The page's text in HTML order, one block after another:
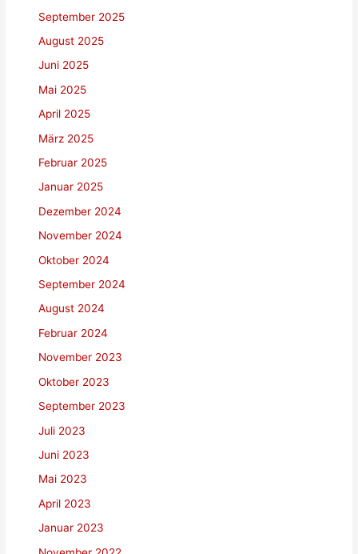
September 2025
August 2025
Juni 2025
Mai 2025
April 2025
März 2025
Februar 2025
Januar 2025
Dezember 2024
November 2024
Oktober 2024
September 2024
August 2024
Februar 2024
November 2023
Oktober 2023
September 2023
Juli 2023
Juni 2023
Mai 2023
April 2023
Januar 2023